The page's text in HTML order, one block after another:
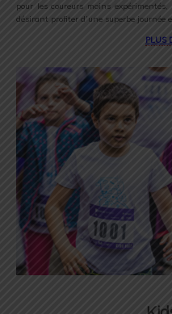
pour les coureurs moins
désirant profiter d’une superbe journée
PLUS